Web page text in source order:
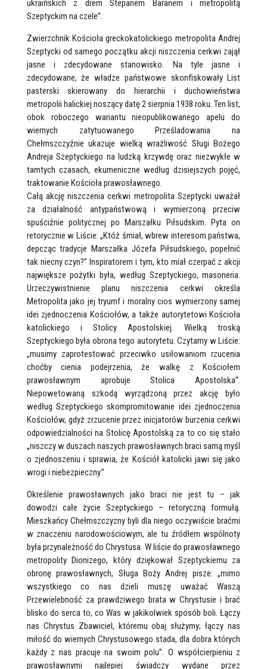
ukraińskich z drem Stepanem Baranem i metropolitą
Szeptyckim na czele”.
Zwierzchnik Kościoła greckokatolickiego metropolita Andrej
Szeptycki od samego początku akcji niszczenia cerkwi zajął
jasne i zdecydowane stanowisko. Na tyle jasne i
zdecydowane, że władze państwowe skonfiskowały List
pasterski skierowany do hierarchii i duchowieństwa
metropolii halickiej noszący datę 2 sierpnia 1938 roku. Ten list,
obok roboczego wariantu nieopublikowanego apelu do
wiernych zatytuowanego Prześladowania na
Chełmszczyźnie ukazuje wielką wrażliwość Sługi Bożego
Andreja Szeptyckiego na ludzką krzywdę oraz niezwykłe w
tamtych czasach, ekumeniczne według dzisiejszych pojęć,
traktowanie Kościoła prawosławnego.
Całą akcję niszczenia cerkwi metropolita Szeptycki uważał
za działalność antypaństwową i wymierzoną przeciw
spuściźnie politycznej po Marszałku Piłsudskim. Pyta on
retorycznie w Liście: „Któż śmiał, wbrew interesom państwa,
depcząc tradycje Marszałka Józefa Piłsudskiego, popełnić
tak niecny czyn?” Inspiratorem i tym, kto miał czerpać z akcji
największe pożytki była, według Szeptyckiego, masoneria.
Urzeczywistnienie planu niszczenia cerkwi określa
Metropolita jako jej tryumf i moralny cios wymierzony samej
idei zjednoczenia Kościołów, a także autorytetowi Kościoła
katolickiego i Stolicy Apostolskiej. Wielką troską
Szeptyckiego była obrona tego autorytetu. Czytamy w Liście:
„musimy zaprotestować przeciwko usiłowaniom rzucenia
choćby cienia podejrzenia, że walkę z Kościołem
prawosławnym aprobuje Stolica Apostolska”.
Niepowetowaną szkodą wyrządzoną przez akcję było
według Szeptyckiego skompromitowanie idei zjednoczenia
Kościołów, gdyż zrzucenie przez inicjatorów burzenia cerkwi
odpowiedzialności na Stolicę Apostolską za to co się stało
„niszczy w duszach naszych prawosławnych braci samą myśl
o zjednoszeniu i sprawia, że Kościół katolicki jawi się jako
wrogi i niebezpieczny.”
Określenie prawosławnych jako braci nie jest tu – jak
dowodzi całe życie Szeptyckiego – retoryczną formułą.
Mieszkańcy Chełmszczyzny byli dla niego oczywiście braćmi
w znaczeniu narodowościowym, ale tu źródłem wspólnoty
była przynależność do Chrystusa. W liście do prawosławnego
metropolity Dionizego, który dziękował Szeptyckiemu za
obronę prawosławnych, Sługa Boży Andrej pisze: „mimo
wszystkiego co nas dzieli muszę uważać Waszą
Przewielebność za prawdziwego brata w Chrystusie i brać
blisko do serca to, co Was w jakikolwiek sposób boli. Łączy
nas Chrystus Zbawiciel, któremu obaj służymy; łączy nas
miłość do wiernych Chrystusowego stada, dla dobra których
każdy z nas pracuje na swoim polu”. O współcierpieniu z
prawosławnymi najlepiej świadczy wydane przez